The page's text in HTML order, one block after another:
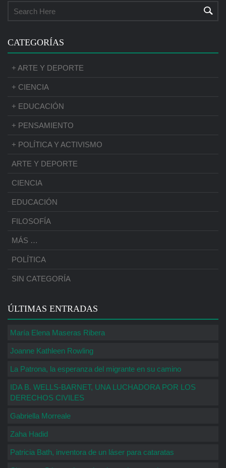
CATEGORÍAS
+ ARTE Y DEPORTE
+ CIENCIA
+ EDUCACIÓN
+ PENSAMIENTO
+ POLÍTICA Y ACTIVISMO
ARTE Y DEPORTE
CIENCIA
EDUCACIÓN
FILOSOFÍA
MÁS …
POLÍTICA
SIN CATEGORÍA
ÚLTIMAS ENTRADAS
María Elena Maseras Ribera
Joanne Kathleen Rowling
La Patrona, la esperanza del migrante en su camino
IDA B. WELLS-BARNET, UNA LUCHADORA POR LOS
DERECHOS CIVILES
Gabriella Morreale
Zaha Hadid
Patricia Bath, inventora de un láser para cataratas